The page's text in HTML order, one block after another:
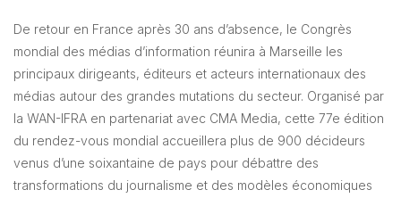
De retour en France après 30 ans d’absence, le Congrès
mondial des médias d’information réunira à Marseille les
principaux dirigeants, éditeurs et acteurs internationaux des
médias autour des grandes mutations du secteur. Organisé par
la WAN-IFRA en partenariat avec CMA Media, cette 77e édition
du rendez-vous mondial accueillera plus de 900 décideurs
venus d’une soixantaine de pays pour débattre des
transformations du journalisme et des modèles économiques